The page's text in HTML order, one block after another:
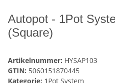
Autopot - 1Pot
(Square)
Artikelnummer: HYSAP103
GTIN: 5060151870445
Kategorie: 1Pot System